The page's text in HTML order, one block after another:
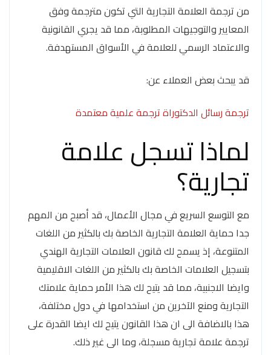
من ترجمة العلامة التجارية التي تكون مترجمة وفق
المعايير والتوجيهات المطلوبة، مما قد يجري القانونية
والاعتماد الرسمي للعلامة في الأسواق المستهدفة.
قد يبحث بعض العملاء عن:
ترجمة رسائل الدكتوراة ترجمة علمية معتمدة
لماذا تسجل علامة
تجارية؟
مع التوسع السريع في مجال الأعمال، قد أصبح من المهم
جدا حماية العلامة التجارية الخاصة بك بالكثير من اللغات
المتنوعة، إذ يسمح لك قانون العلامات التجارية الهندي
بتسجيل العلامات الخاصة بك بالكثير من اللغات الاقليمية
وايضا الاجنبية، مما قد يتيح لك هذا الأمر حماية علامتك
التجارية ومنع الآخرين من استخدامها في دول مختلفة،
هذا بالاضافة الى ان هذا القانون يتيح لك ايضا القدرة على
ترجمة علامة تجارية مسجلة، وما الى غير ذلك.